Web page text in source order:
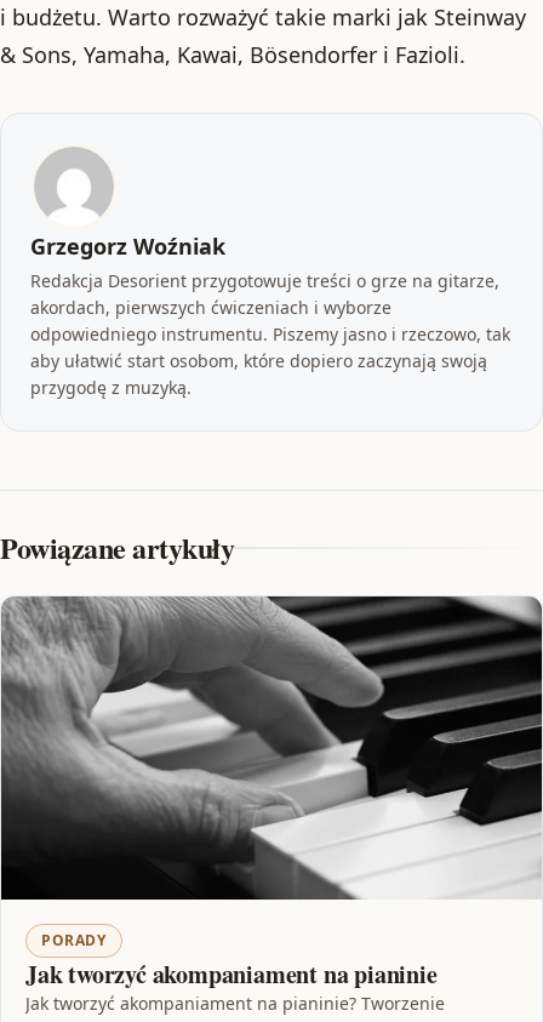
i budżetu. Warto rozważyć takie marki jak Steinway
& Sons, Yamaha, Kawai, Bösendorfer i Fazioli.
Grzegorz Woźniak
Redakcja Desorient przygotowuje treści o grze na gitarze,
akordach, pierwszych ćwiczeniach i wyborze
odpowiedniego instrumentu. Piszemy jasno i rzeczowo, tak
aby ułatwić start osobom, które dopiero zaczynają swoją
przygodę z muzyką.
Powiązane artykuły
PORADY
Jak tworzyć akompaniament na pianinie
Jak tworzyć akompaniament na pianinie? Tworzenie